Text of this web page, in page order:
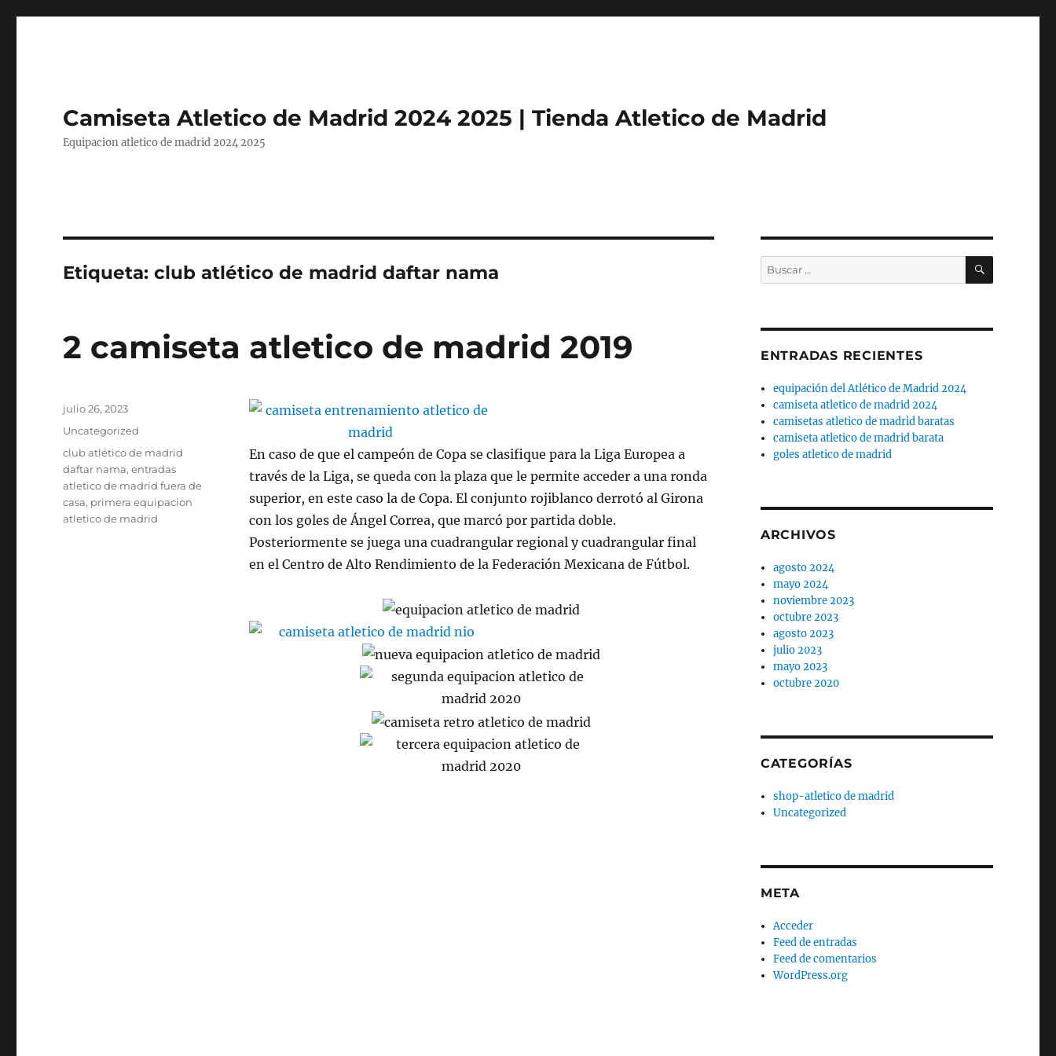
Camiseta Atletico de Madrid 2024 2025 | Tienda Atletico de Madrid
Equipacion atletico de madrid 2024 2025
Etiqueta:club atlético de madrid daftar nama
2 camiseta atletico de madrid 2019
En caso de que el campeón de Copa se clasifique para la Liga Europea a
través de la Liga, se queda con la plaza que le permite acceder a una ronda
superior, en este caso la de Copa. El conjunto rojiblanco derrotó al Girona
con los goles de Ángel Correa, que marcó por partida doble.
Posteriormente se juega una cuadrangular regional y cuadrangular final
en el Centro de Alto Rendimiento de la Federación Mexicana de Fútbol.
Publicado
julio 26, 2023
Categorías
Uncategorized
Etiquetas
club atlético de madrid
daftar nama,entradas
atletico de madrid fuera de
casa, primera equipacion
atletico de madrid
Buscar
por:
BUSCAR
ENTRADAS RECIENTES
equipación del Atlético de Madrid 2024
camiseta atletico de madrid 2024
camisetas atletico de madrid baratas
camiseta atletico de madrid barata
goles atletico de madrid
ARCHIVOS
agosto 2024
mayo 2024
noviembre 2023
octubre 2023
agosto 2023
julio 2023
mayo 2023
octubre 2020
CATEGORÍAS
shop-atletico de madrid
Uncategorized
META
Acceder
Feed de entradas
Feed de comentarios
WordPress.org